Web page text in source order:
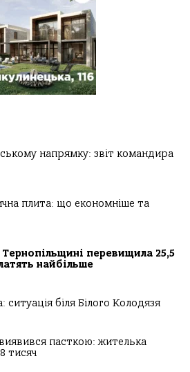
напрямку: звіт командира
плита: що економніше та
перевищила 25,5
найбільше
ситуація біля Білого Колодязя
пасткою: жителька
тисяч